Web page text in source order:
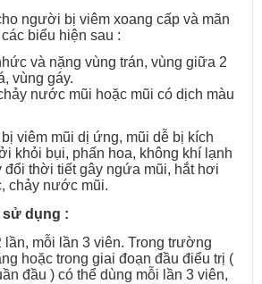
người bị viêm xoang cấp và mãn
biểu hiện sau :
và nặng vùng trán, vùng giữa 2
vùng gáy.
nước mũi hoặc mũi có dịch màu
viêm mũi dị ứng, mũi dễ bị kích
khỏi bụi, phấn hoa, không khí lạnh
đổi thời tiết gây ngứa mũi, hắt hơi
chảy nước mũi.
sử dụng :
lần, mỗi lần 3 viên. Trong trường
hoặc trong giai đoạn đầu điểu trị (
đầu ) có thể dùng mỗi lần 3 viên,